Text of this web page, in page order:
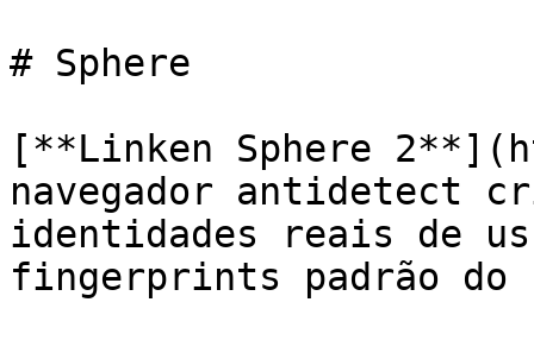
# Sphere
[**Linken Sphere
navegador antidetect
identidades reais de
fingerprints padrão do